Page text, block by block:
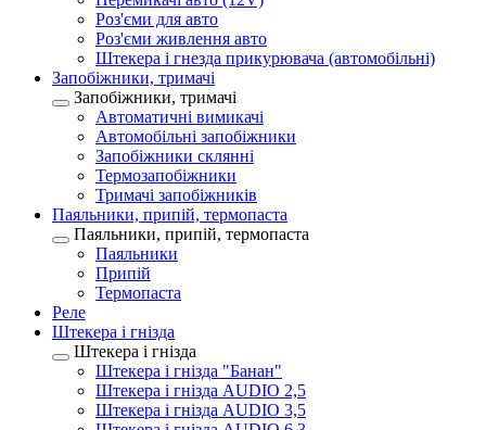
Роз'єми для авто
Роз'єми живлення авто
Штекера і гнезда прикурювача (автомобільні)
Запобіжники, тримачі
Запобіжники, тримачі
Автоматичні вимикачі
Автомобільні запобіжники
Запобіжники склянні
Термозапобіжники
Тримачі запобіжників
Паяльники, припій, термопаста
Паяльники, припій, термопаста
Паяльники
Припій
Термопаста
Реле
Штекера і гнізда
Штекера і гнізда
Штекера і гнізда "Банан"
Штекера і гнізда AUDIO 2,5
Штекера і гнізда AUDIO 3,5